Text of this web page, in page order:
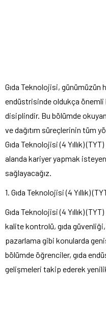
Gıda Teknolojisi, günümüzün
endüstrisinde oldukça önemli
disiplindir. Bu bölümde
ve dağıtım süreçlerinin tüm
Gıda Teknolojisi (4 Yıllık)
alanda kariyer yapmak
sağlayacağız.
1. Gıda Teknolojisi (4 Yıllık)
Gıda Teknolojisi (4 Yıllık)
kalite kontrolü, gıda
pazarlama gibi konularda
bölümde öğrenciler, gıda
gelişmeleri takip ederek